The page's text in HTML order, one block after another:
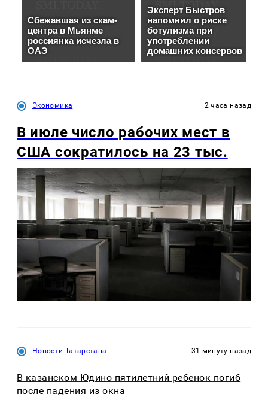
Экономика 2 часа назад
В июле число рабочих мест в
США сократилось на 23 тыс.
Новости Татарстана 31 минуту назад
В казанском Юдино пятилетний ребенок погиб
после падения из окна